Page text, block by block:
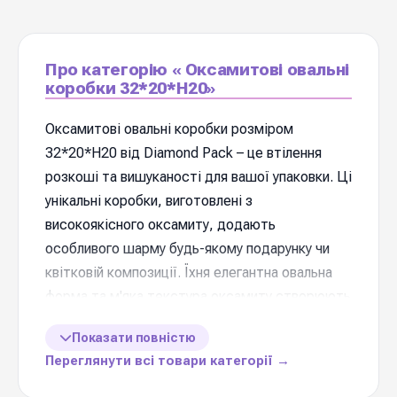
Про категорію « Оксамитові овальні
коробки 32*20*Н20»
Оксамитові овальні коробки розміром
32*20*Н20 від Diamond Pack – це втілення
розкоші та вишуканості для вашої упаковки. Ці
унікальні коробки, виготовлені з
високоякісного оксамиту, додають
особливого шарму будь-якому подарунку чи
квітковій композиції. Їхня елегантна овальна
форма та м'яка текстура оксамиту створюють
враження, що робить їх ідеальним вибором
для особливих випадків. Завдяки оптимальним
Показати повністю
Переглянути всі товари категорії →